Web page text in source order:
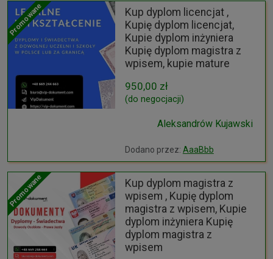
Promowane
Kup dyplom licencjat ,
Kupię dyplom licencjat,
Kupie dyplom inżyniera
Kupię dyplom magistra z
wpisem, kupie mature
950,00 zł
(do negocjacji)
Aleksandrów Kujawski
Dodano przez: AaaBbb
Promowane
Kup dyplom magistra z
wpisem , Kupię dyplom
magistra z wpisem, Kupie
dyplom inżyniera Kupię
dyplom magistra z
wpisem